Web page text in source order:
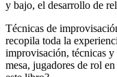
y bajo, el desarrollo de
Técnicas de
recopila toda la
improvisación, técnicas y
mesa, jugadores de rol